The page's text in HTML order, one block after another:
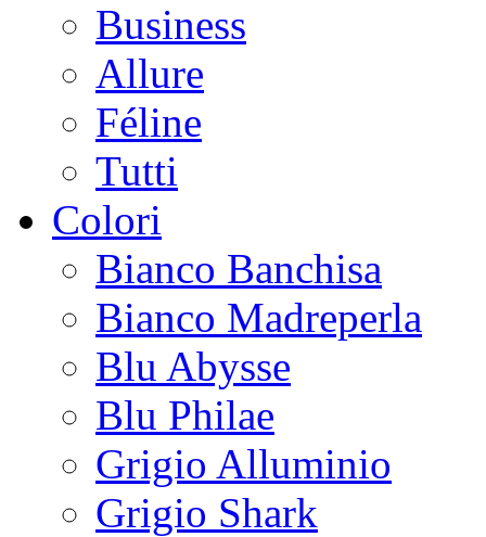
Business
Allure
Féline
Tutti
Colori
Bianco Banchisa
Bianco Madreperla
Blu Abysse
Blu Philae
Grigio Alluminio
Grigio Shark